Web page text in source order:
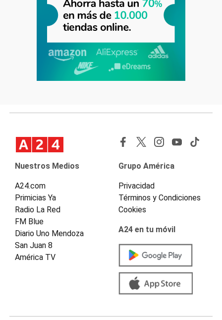
Nuestros Medios
A24.com
Primicias Ya
Radio La Red
FM Blue
Diario Uno Mendoza
San Juan 8
América TV
Grupo América
Privacidad
Términos y Condiciones
Cookies
A24 en tu móvil